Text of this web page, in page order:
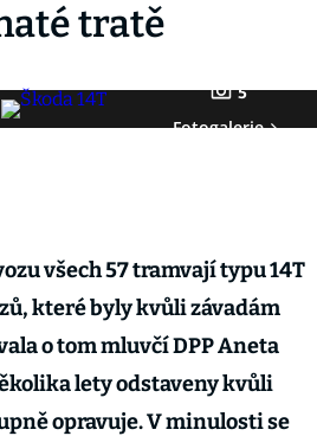
tratě
5
Fotogalerie
všech 57 tramvají typu 14T
které byly kvůli závadám
o tom mluvčí DPP Aneta
lety odstaveny kvůli
opravuje. V minulosti se